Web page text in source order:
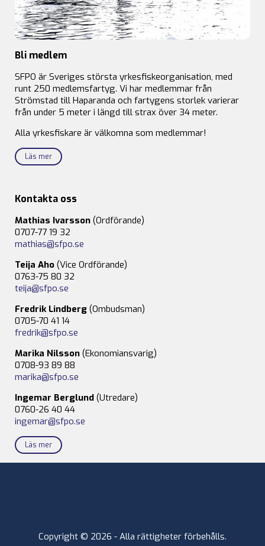
Bli medlem
SFPO är Sveriges största yrkesfiskeorganisation, med
runt 250 medlemsfartyg. Vi har medlemmar från
Strömstad till Haparanda och fartygens storlek varierar
från under 5 meter i längd till strax över 34 meter.
Alla yrkesfiskare är välkomna som medlemmar!
Läs mer
Kontakta oss
Mathias Ivarsson (Ordförande)
0707-77 19 32
mathias@sfpo.se
Teija Aho (Vice Ordförande)
0763-75 80 32
teija@sfpo.se
Fredrik Lindberg (Ombudsman)
0705-70 41 14
fredrik@sfpo.se
Marika Nilsson (Ekonomiansvarig)
0708-93 89 88
marika@sfpo.se
Ingemar Berglund (Utredare)
0760-26 40 44
ingemar@sfpo.se
Läs mer
Copyright © 2026 - Alla rättigheter förbehålls.